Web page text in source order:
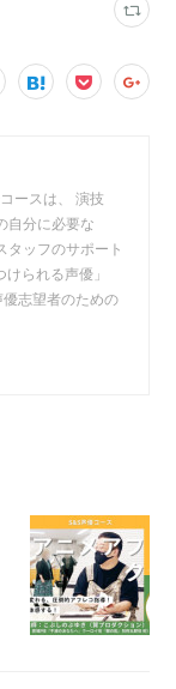
ースは、 演技
自分に必要な
タッフのサポート
られる声優」
志望者のための